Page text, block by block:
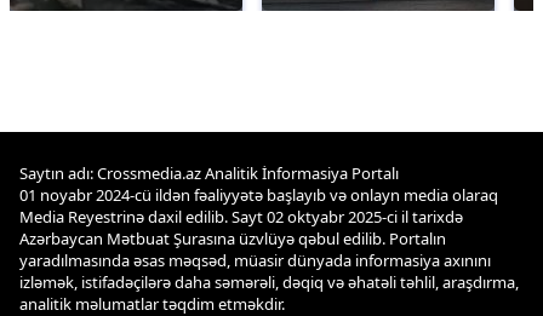
Saytın adı: Crossmedia.az Analitik İnformasiya Portalı
01 noyabr 2024-cü ildən fəaliyyətə başlayıb və onlayn media olaraq
Media Reyestrinə daxil edilib. Sayt 02 oktyabr 2025-ci il tarixdə
Azərbaycan Mətbuat Şurasına üzvlüyə qəbul edilib. Portalın
yaradılmasında əsas məqsəd, müasir dünyada informasiya axınını
izləmək, istifadəçilərə daha səmərəli, dəqiq və əhatəli təhlil, araşdırma,
analitik məlumatlar təqdim etməkdir.